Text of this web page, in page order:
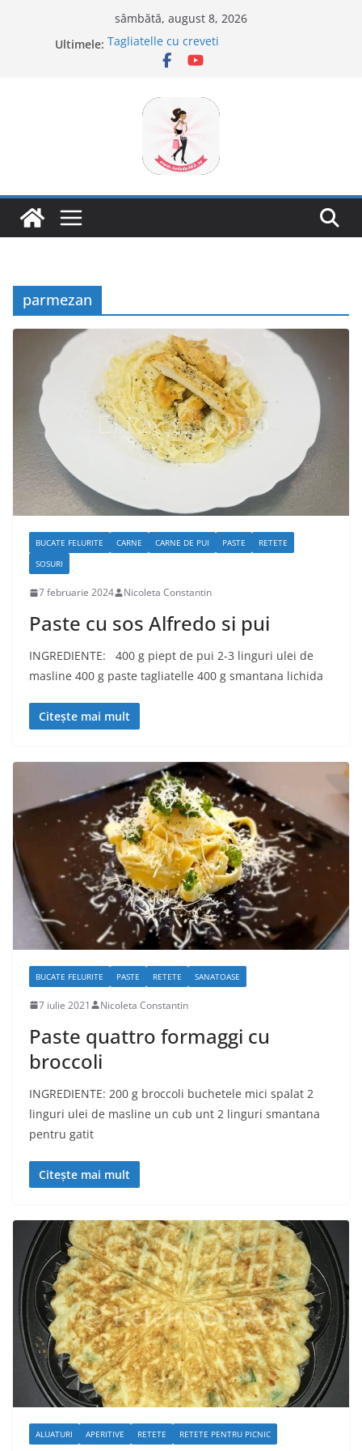
sâmbătă, august 8, 2026
Ultimele: Tagliatelle cu creveti
Clafoutis cu cirese
Savarine
parmezan
BUCATE FELURITE CARNE CARNE DE PUI PASTE
RETETE
SOSURI
7 februarie 2024 Nicoleta Constantin
Paste cu sos Alfredo si pui
INGREDIENTE: 400 g piept de pui 2-3 linguri ulei de
masline 400 g paste tagliatelle 400 g smantana lichida
Citește mai mult
BUCATE FELURITE PASTE RETETE SANATOASE
7 iulie 2021 Nicoleta Constantin
Paste quattro formaggi cu
broccoli
INGREDIENTE: 200 g broccoli buchetele mici spalat 2
linguri ulei de masline un cub unt 2 linguri smantana
pentru gatit
Citește mai mult
ALUATURI APERITIVE RETETE RETETE PENTRU PICNIC